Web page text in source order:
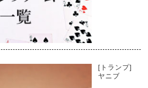
[トランプ]
ヤニブ